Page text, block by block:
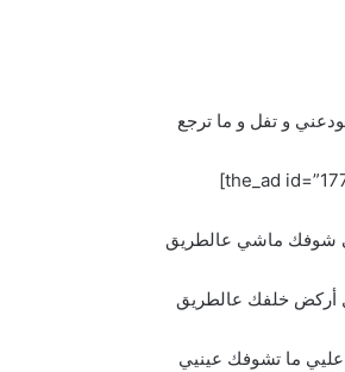
و تفل و ما ترجع
شوفك ماشي عالطريق
أركض خلفك عالطريق
ما تشوفك عينيي